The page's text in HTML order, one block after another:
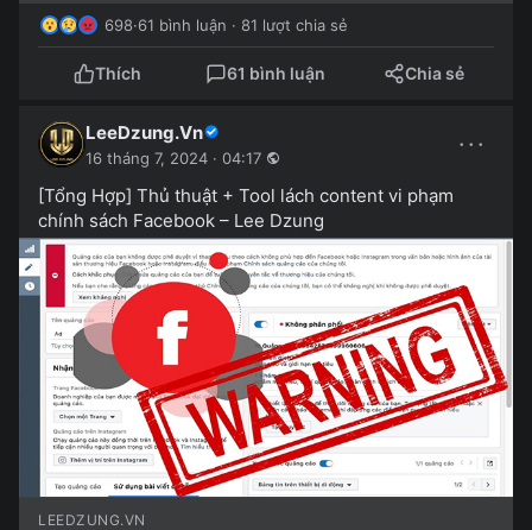
698·61 bình luận · 81 lượt chia sẻ
Thích 61 bình luận Chia sẻ
LeeDzung.Vn
16 tháng 7, 2024 · 04:17 ···
[Tổng Hợp] Thủ thuật + Tool lách content vi phạm
chính sách Facebook – Lee Dzung
LEEDZUNG.VN